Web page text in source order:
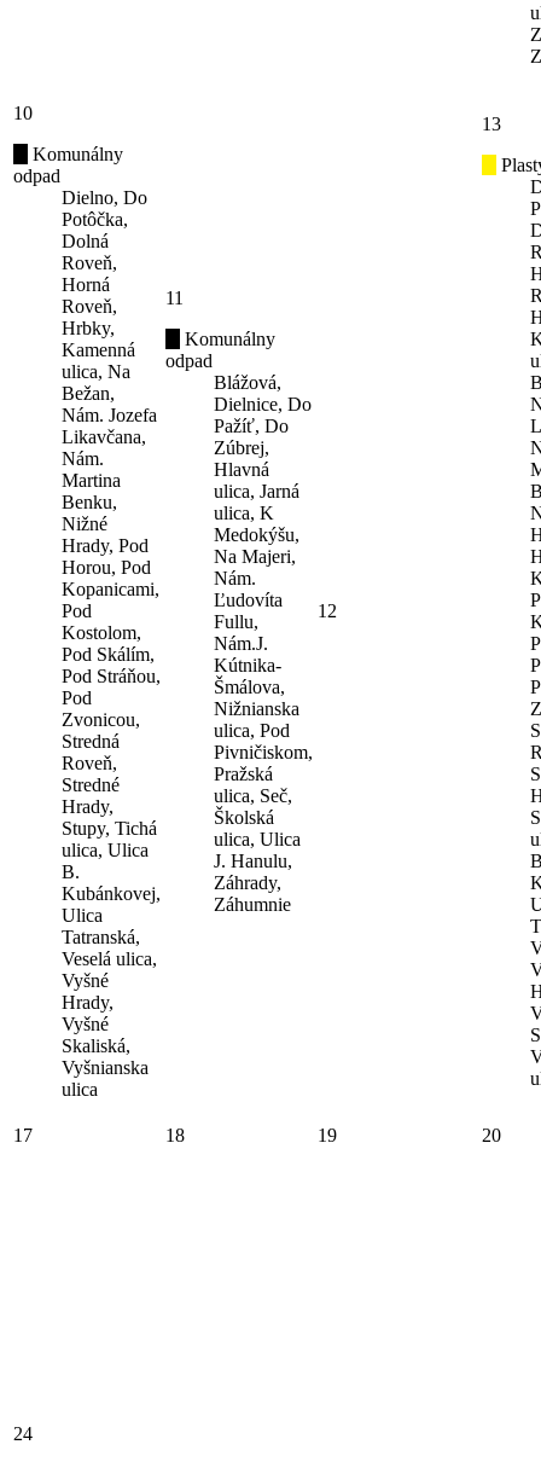
10
Komunálny
odpad
Dielno, Do
Potôčka,
Dolná
Roveň,
Horná
Roveň,
Hrbky,
Kamenná
ulica, Na
Bežan,
Nám. Jozefa
Likavčana,
Nám.
Martina
Benku,
Nižné
Hrady, Pod
Horou, Pod
Kopanicami,
Pod
Kostolom,
Pod Skálím,
Pod Stráňou,
Pod
Zvonicou,
Stredná
Roveň,
Stredné
Hrady,
Stupy, Tichá
ulica, Ulica
B.
Kubánkovej,
Ulica
Tatranská,
Veselá ulica,
Vyšné
Hrady,
Vyšné
Skaliská,
Vyšnianska
ulica
11
Komunálny
odpad
Blážová,
Dielnice, Do
Pažíť, Do
Zúbrej,
Hlavná
ulica, Jarná
ulica, K
Medokýšu,
Na Majeri,
Nám.
Ľudovíta
Fullu,
Nám.J.
Kútnika-
Šmálova,
Nižnianska
ulica, Pod
Pivničiskom,
Pražská
ulica, Seč,
Školská
ulica, Ulica
J. Hanulu,
Záhrady,
Záhumnie
12
13
17 18 19 20
24